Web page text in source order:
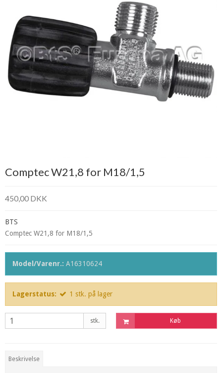
Comptec W21,8 for M18/1,5
450,00 DKK
BTS
Comptec W21,8 for M18/1,5
Model/Varenr.: A16310624
Lagerstatus: 1 stk. på lager
stk. Køb
Beskrivelse